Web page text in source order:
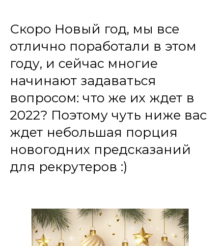
Скоро Новый год, мы все
отлично поработали в этом
году, и сейчас многие
начинают задаваться
вопросом: что же их ждет в
2022? Поэтому чуть ниже вас
ждет небольшая порция
новогодних предсказаний
для рекрутеров :)